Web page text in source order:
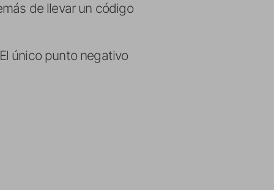
de llevar un código
único punto negativo